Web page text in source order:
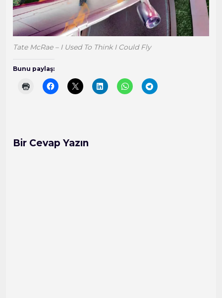
Tate McRae – I Used To Think I Could Fly
Bunu paylaş:
Bir Cevap Yazın